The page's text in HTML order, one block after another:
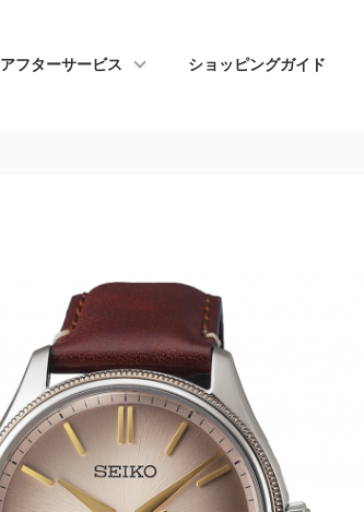
アフターサービス ショッピングガイド